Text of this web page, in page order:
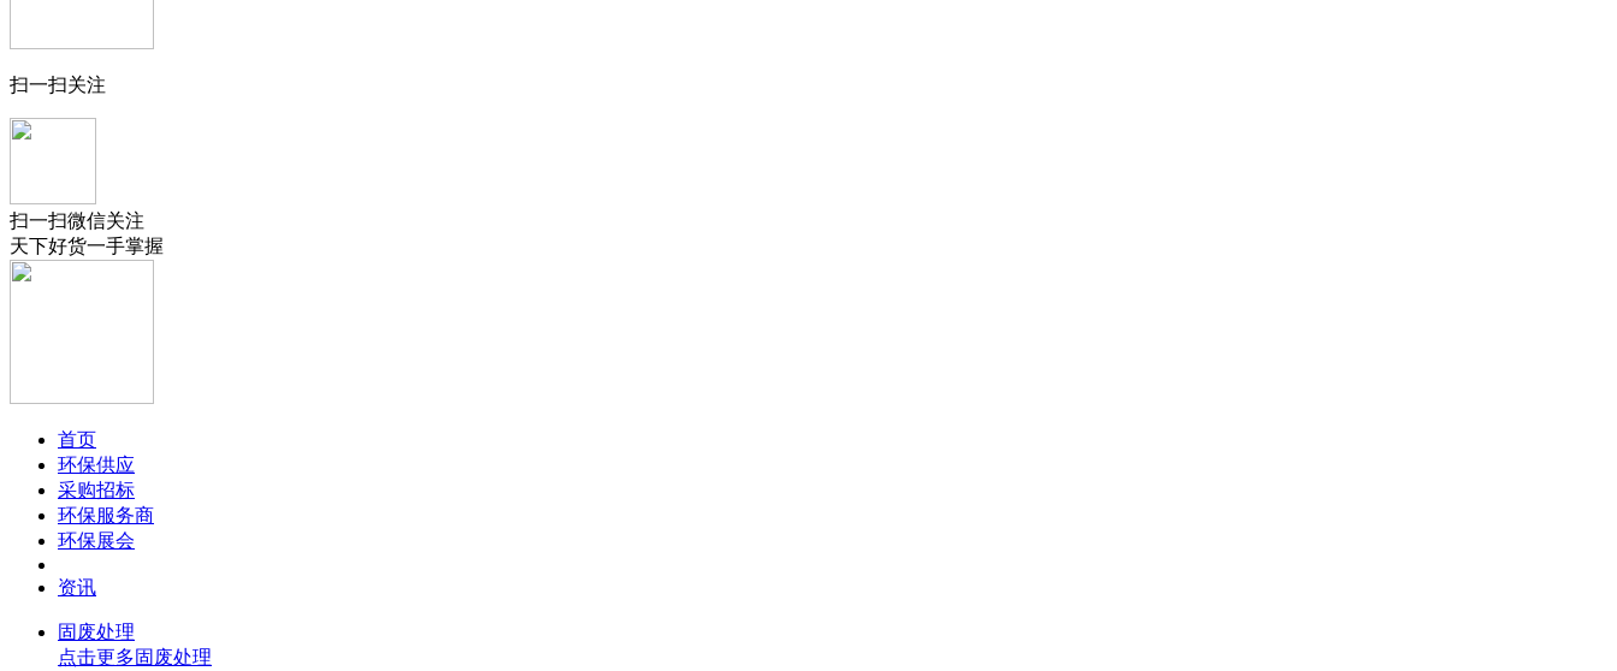
扫一扫关注
扫一扫微信关注
天下好货一手掌握
首页
环保供应
采购招标
环保服务商
环保展会
资讯
固废处理
点击更多固废处理